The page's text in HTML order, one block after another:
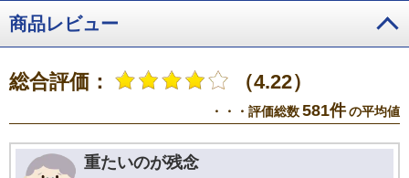
商品レビュー
総合評価： （4.22）
・・・評価総数581件の平均値
重たいのが残念